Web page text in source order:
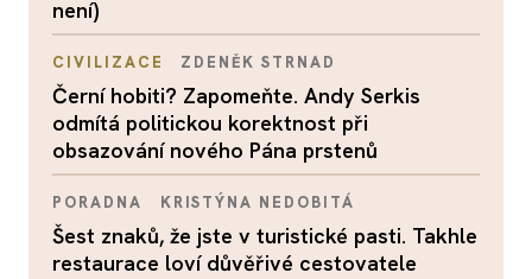
není)
CIVILIZACE ZDENĚK STRNAD
Černí hobiti? Zapomeňte. Andy Serkis
odmítá politickou korektnost při
obsazování nového Pána prstenů
PORADNA KRISTÝNA NEDOBITÁ
Šest znaků, že jste v turistické pasti. Takhle
restaurace loví důvěřivé cestovatele